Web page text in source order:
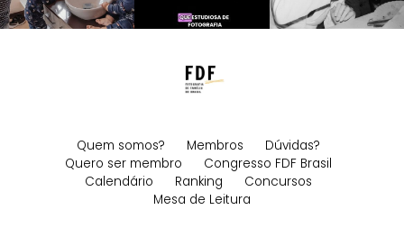
Quem somos? Membros
Dúvidas?
Quero ser membro
Congresso FDF Brasil
Calendário
Ranking
Concursos
Mesa de Leitura